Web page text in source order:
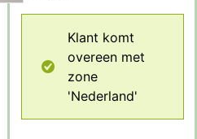
Klant komt
overeen met
zone
'Nederland'